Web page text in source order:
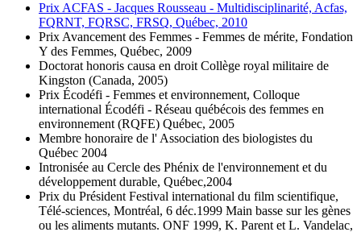
Prix ACFAS - Jacques Rousseau - Multidisciplinarité, Acfas,
FQRNT, FQRSC, FRSQ, Québec, 2010
Prix Avancement des Femmes - Femmes de mérite, Fondation
Y des Femmes, Québec, 2009
Doctorat honoris causa en droit Collège royal militaire de
Kingston (Canada, 2005)
Prix Écodéfi - Femmes et environnement, Colloque
international Écodéfi - Réseau québécois des femmes en
environnement (RQFE) Québec, 2005
Membre honoraire de l' Association des biologistes du
Québec 2004
Intronisée au Cercle des Phénix de l'environnement et du
développement durable, Québec,2004
Prix du Président Festival international du film scientifique,
Télé-sciences, Montréal, 6 déc.1999 Main basse sur les gènes
ou les aliments mutants. ONF 1999, K. Parent et L. Vandelac,